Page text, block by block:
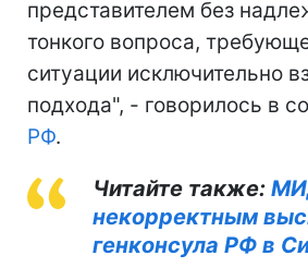
представителем без
тонкого вопроса,
ситуации исключительно
подхода", - говорилось в
РФ.
Читайте также:
некорректным
генконсула РФ в